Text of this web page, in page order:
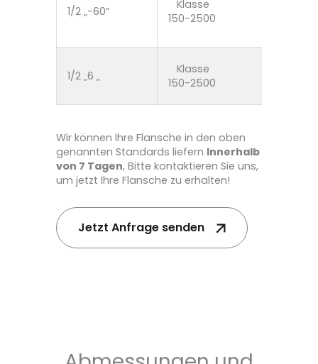
1/2 „-60“
Klasse
150-2500
1/2 „6 „
Klasse
150-2500
Wir können Ihre Flansche in den oben
genannten Standards liefern Innerhalb
von 7 Tagen, Bitte kontaktieren Sie uns,
um jetzt Ihre Flansche zu erhalten!
Jetzt Anfrage senden